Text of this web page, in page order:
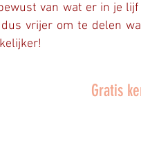
van wat er in je
vrijer om te delen
Gratis